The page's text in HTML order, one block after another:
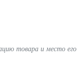
товара и место его